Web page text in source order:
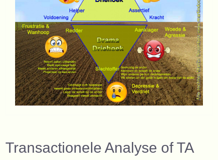
Transactionele Analyse of TA